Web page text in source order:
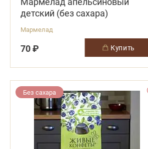
детский (без сахара)
Мармелад
70 ₽ купить
Без сахара